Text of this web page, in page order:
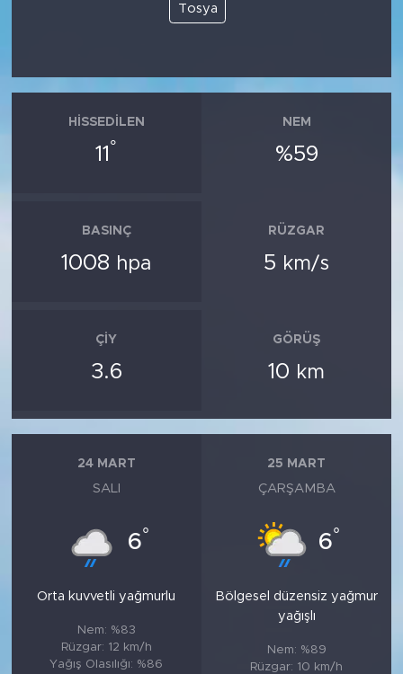
Tosya
HISSEDILEN
11 °
NEM
%59
BASINÇ
1008 hpa
RÜZGAR
5 km/s
ÇIY
3.6
GÖRÜŞ
10 km
24 MART
SALI
6°
Orta kuvvetli yağmurlu
Nem: %83
Rüzgar: 12 km/h
Yağış Olasılığı: %86
25 MART
ÇARŞAMBA
6°
Bölgesel düzensiz yağmur
yağışlı
Nem: %89
Rüzgar: 10 km/h